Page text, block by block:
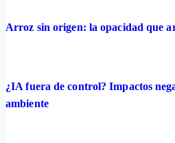
Arroz sin origen: la opacidad que
¿IA fuera de control? Impactos
ambiente